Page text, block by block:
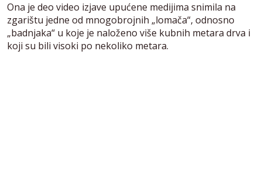
Ona je deo video izjave upućene medijima snimila na
zgarištu jedne od mnogobrojnih „lomača“, odnosno
„badnjaka“ u koje je naloženo više kubnih metara drva i
koji su bili visoki po nekoliko metara.